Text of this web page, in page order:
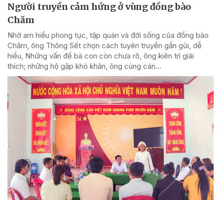
Người truyền cảm hứng ở vùng đồng bào
Chăm
Nhờ am hiểu phong tục, tập quán và đời sống của đồng bào
Chăm, ông Thông Sết chọn cách tuyên truyền gần gũi, dễ
hiểu, Những vấn đề bà con còn chưa rõ, ông kiên trì giải
thích; những hộ gặp khó khăn, ông cùng cán...